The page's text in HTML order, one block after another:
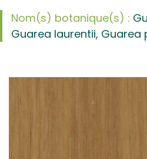
Nom(s) botanique(s) :
Guarea laurentii, Guarea